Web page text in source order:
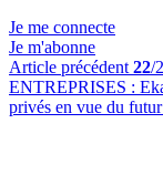
Je me connecte
Je m'abonne
Article précédent 22/
ENTREPRISES :
privés en vue du